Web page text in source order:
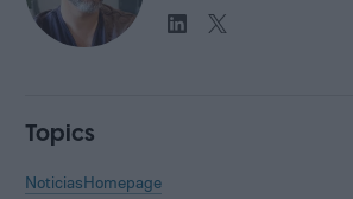
Topics
NoticiasHomepage